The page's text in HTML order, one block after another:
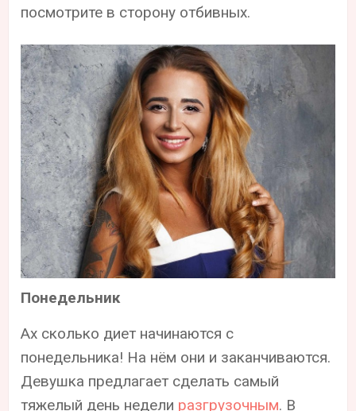
посмотрите в сторону отбивных.
Понедельник
Ах сколько диет начинаются с
понедельника! На нём они и заканчиваются.
Девушка предлагает сделать самый
тяжелый день недели разгрузочным. В